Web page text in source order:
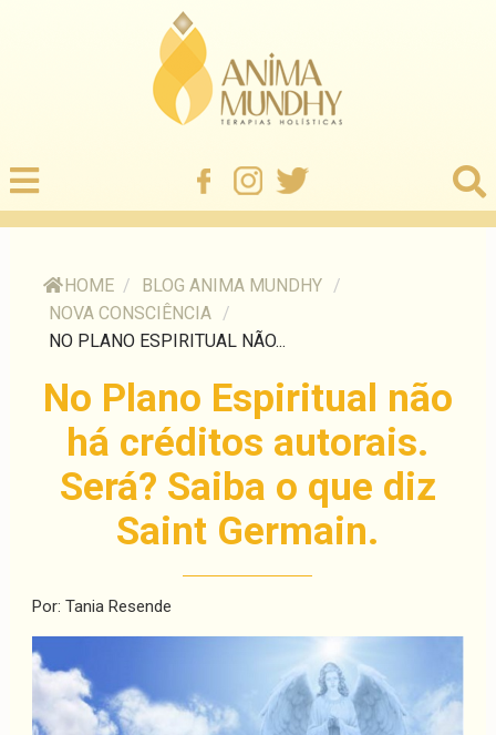
HOME / BLOG ANIMA MUNDHY /
NOVA CONSCIÊNCIA /
NO PLANO ESPIRITUAL NÃO...
No Plano Espiritual não
há créditos autorais.
Será? Saiba o que diz
Saint Germain.
Por: Tania Resende